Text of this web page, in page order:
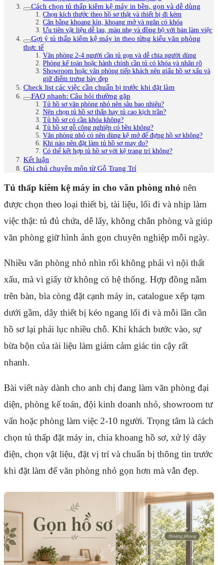
Cách chọn tủ thấp kiêm kệ máy in bền, gọn và dễ dùng
Chọn kích thước theo hồ sơ thật và thiết bị đi kèm
Cân bằng khoang kín, khoang mở và ngăn có khóa
Ưu tiên vật liệu dễ lau, màu nhẹ và đồng bộ với bàn làm việc
Gợi ý tủ thấp kiêm kệ máy in theo từng kiểu văn phòng
thực tế
Văn phòng 2-4 người cần tủ gọn và dễ chia người dùng
Phòng kế toán hoặc hành chính cần tủ có khóa và nhãn rõ
Showroom hoặc văn phòng tiếp khách nên giấu hồ sơ xấu và
giữ điểm trưng bày đẹp
Check list các việc cần chuẩn bị trước khi đặt làm
FAQ nhanh: Câu hỏi thường gặp
Tủ hồ sơ văn phòng nhỏ nên sâu bao nhiêu?
Nên chọn tủ hồ sơ thấp hay tủ cao kịch trần?
Tủ hồ sơ có cần khóa không?
Tủ hồ sơ gỗ công nghiệp có bền không?
Văn phòng nhỏ có nên dùng kệ mở để đựng hồ sơ không?
Khi nào nên đặt làm tủ hồ sơ may đo?
Có thể kết hợp tủ hồ sơ với kệ trang trí không?
Kết luận
Ghi chú chuyên môn từ Gỗ Trang Trí
Tủ thấp kiêm kệ máy in cho văn phòng nhỏ nên
được chọn theo loại thiết bị, tài liệu, lối đi và nhịp làm
việc thật: tủ đủ chứa, dễ lấy, không chắn phòng và giúp
văn phòng giữ hình ảnh gọn chuyên nghiệp mỗi ngày.
Nhiều văn phòng nhỏ nhìn rối không phải vì nội thất
xấu, mà vì giấy tờ không có hệ thống. Hợp đồng nằm
trên bàn, bìa còng đặt cạnh máy in, catalogue xếp tạm
dưới gầm, dây thiết bị kéo ngang lối đi và mỗi lần cần
hồ sơ lại phải lục nhiều chỗ. Khi khách bước vào, sự
bừa bộn của tài liệu làm giảm cảm giác tin cậy rất
nhanh.
Bài viết này dành cho anh chị đang làm văn phòng đại
diện, phòng kế toán, đội kinh doanh nhỏ, showroom tư
vấn hoặc phòng làm việc 2-10 người. Trọng tâm là cách
chọn tủ thấp đặt máy in, chia khoang hồ sơ, xử lý dây
điện, chọn vật liệu, đặt vị trí và chuẩn bị thông tin trước
khi đặt làm để văn phòng nhỏ gọn hơn mà vẫn đẹp.